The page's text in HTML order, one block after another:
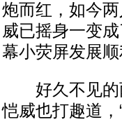
炮而红，如今
威已摇身一变
幕小荧屏发展顺
好久不见的
恺威也打趣道，